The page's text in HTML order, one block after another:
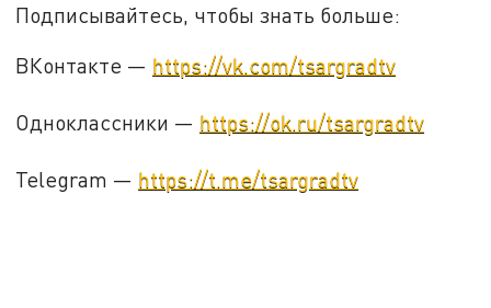
Подписывайтесь, чтобы знать больше:
ВКонтакте — https://vk.com/tsargradtv
Одноклассники — https://ok.ru/tsargradtv
Telegram — https://t.me/tsargradtv